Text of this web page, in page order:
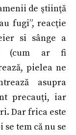
de ştiinţă
fugi”, reacţie
si sânge a
(cum ar fi
pielea ne
asupra
precauţi, iar
Dar frica este
tem că nu se